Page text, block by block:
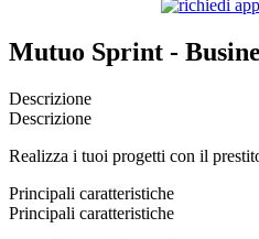
Mutuo Sprint -
Descrizione
Descrizione
Realizza i tuoi progetti con il
Principali caratteristiche
Principali caratteristiche